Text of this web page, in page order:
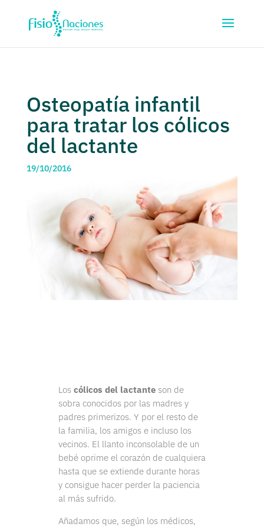
Osteopatía infantil
para tratar los cólicos
del lactante
19/10/2016
Los cólicos del lactanteson de
sobra conocidos por las madres y
padres primerizos. Y por el resto de
la familia, los amigos e incluso los
vecinos. El llanto inconsolable de un
bebé oprime el corazón de cualquiera
hasta que se extiende durante horas
y consigue hacer perder la paciencia
al más sufrido.
Añadamos que, según los médicos,